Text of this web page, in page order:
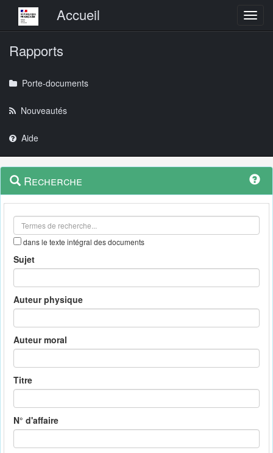
Menu principalAccueil
Rapports
Porte-documents
Nouveautés
Aide
Navigation
outils
Menu
contextuel
Recherche
dans le texte intégral des documents
Sujet
Auteur physique
Auteur moral
Titre
N° d'affaire